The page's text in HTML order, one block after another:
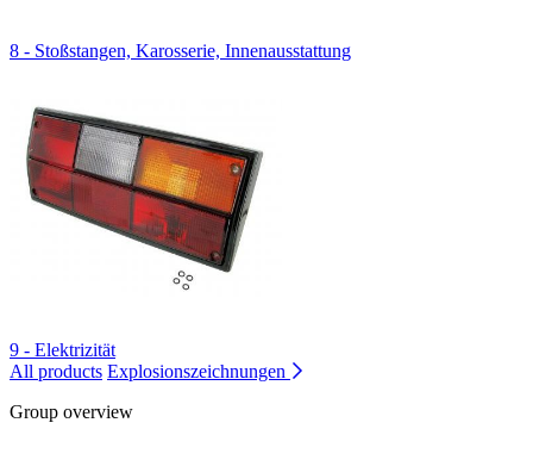
8 - Stoßstangen, Karosserie, Innenausstattung
9 - Elektrizität
All products Explosionszeichnungen
Group overview